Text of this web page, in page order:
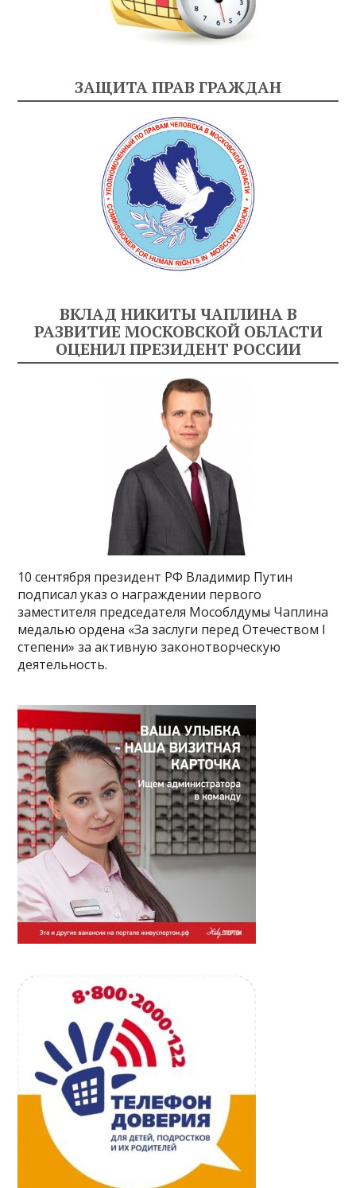
ЗАЩИТА ПРАВ ГРАЖДАН
ВКЛАД НИКИТЫ ЧАПЛИНА В
РАЗВИТИЕ МОСКОВСКОЙ ОБЛАСТИ
ОЦЕНИЛ ПРЕЗИДЕНТ РОССИИ
10 сентября президент РФ Владимир Путин
подписал указ о награждении первого
заместителя председателя Мособлдумы Чаплина
медалью ордена «За заслуги перед Отечеством I
степени» за активную законотворческую
деятельность.